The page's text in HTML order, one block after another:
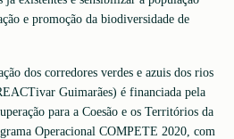
e promoção da biodiversidade de
dos corredores verdes e azuis dos rios
Guimarães) é financiada pela
para a Coesão e os Territórios da
Operacional COMPETE 2020, com